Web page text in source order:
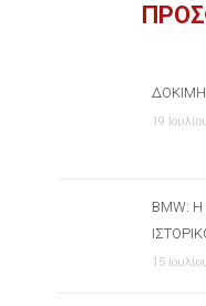
ΔΟΚΙΜΉ:
19
BMW:
15